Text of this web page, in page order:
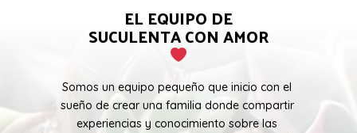
EL EQUIPO DE
SUCULENTA CON AMOR
Somos un equipo pequeño que inicio con el
sueño de crear una familia donde compartir
experiencias y conocimiento sobre las